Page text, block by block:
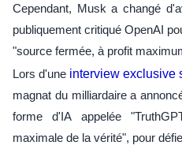
Cependant, Musk a changé
publiquement critiqué OpenAI
"source fermée, à profit
Lors d'une interview exclusive
magnat du milliardaire a
forme d'IA appelée
maximale de la vérité", pour